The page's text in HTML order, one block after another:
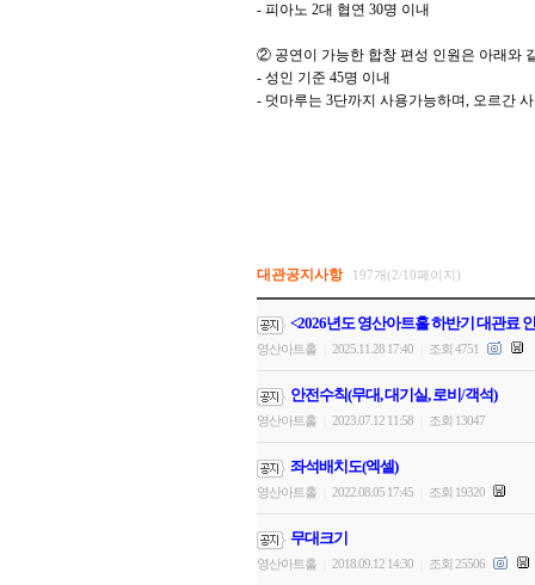
- 피아노 2대 협연 30명 이내
② 공연이 가능한 합창 편성 인원은 아래와
- 성인 기준 45명 이내
- 덧마루는 3단까지 사용가능하며, 오르간
대관공지사항 197개(2/10페이지)
<2026년도 영산아트홀 하반기 대관료
영산아트홀 2025.11.28 17:40 조회 4751
안전수칙(무대, 대기실, 로비/객석)
영산아트홀 2023.07.12 11:58 조회 13047
좌석배치도(엑셀)
영산아트홀 2022.08.05 17:45 조회 19320
무대크기
영산아트홀 2018.09.12 14:30 조회 25506